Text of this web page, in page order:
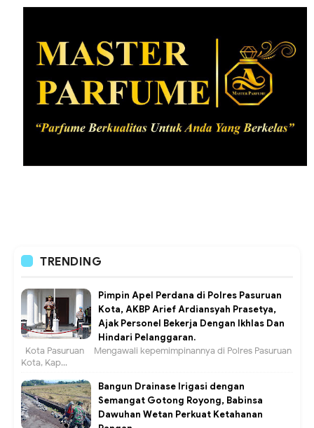
TRENDING
Pimpin Apel Perdana di Polres Pasuruan
Kota, AKBP Arief Ardiansyah Prasetya,
Ajak Personel Bekerja Dengan Ikhlas Dan
Hindari Pelanggaran.
Kota Pasuruan – Mengawali kepemimpinannya di Polres Pasuruan
Kota, Kap...
Bangun Drainase Irigasi dengan
Semangat Gotong Royong, Babinsa
Dawuhan Wetan Perkuat Ketahanan